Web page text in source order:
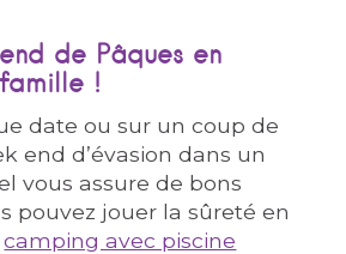
de Pâques en
!
date ou sur un coup de
end d’évasion dans un
vous assure de bons
pouvez jouer la sûreté en
camping avec piscine